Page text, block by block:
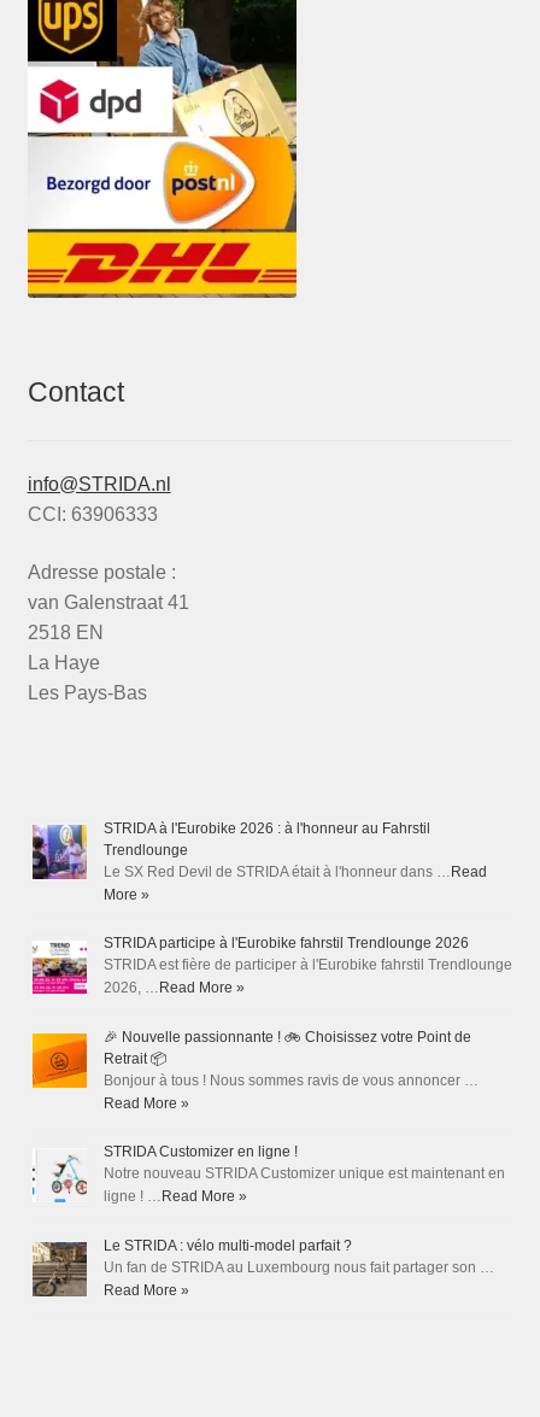
Contact
info@STRIDA.nl
CCI: 63906333
Adresse postale :
van Galenstraat 41
2518 EN
La Haye
Les Pays-Bas
STRIDA à l'Eurobike 2026 : à l'honneur au Fahrstil
Trendlounge
Le SX Red Devil de STRIDA était à l'honneur dans …Read
More »
STRIDA participe à l'Eurobike fahrstil Trendlounge 2026
STRIDA est fière de participer à l'Eurobike fahrstil Trendlounge
2026, …Read More »
🎉 Nouvelle passionnante ! 🚲 Choisissez votre Point de
Retrait 📦
Bonjour à tous ! Nous sommes ravis de vous annoncer …
Read More »
STRIDA Customizer en ligne !
Notre nouveau STRIDA Customizer unique est maintenant en
ligne ! …Read More »
Le STRIDA : vélo multi-model parfait ?
Un fan de STRIDA au Luxembourg nous fait partager son …
Read More »